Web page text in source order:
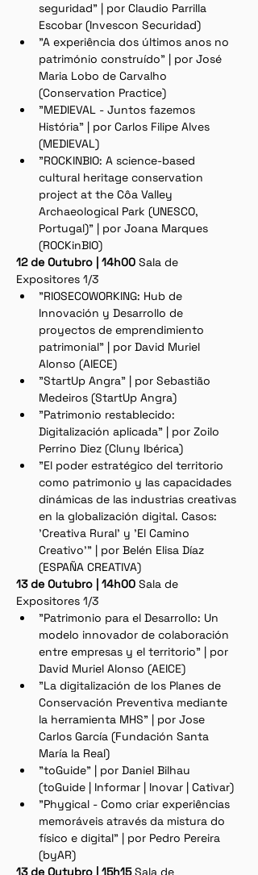
seguridad" | por Claudio Parrilla
Escobar (Invescon Securidad)
"A experiência dos últimos anos no
património construído" | por José
Maria Lobo de Carvalho
(Conservation Practice)
"MEDIEVAL - Juntos fazemos
História" | por Carlos Filipe Alves
(MEDIEVAL)
"ROCKINBIO: A science-based
cultural heritage conservation
project at the Côa Valley
Archaeological Park (UNESCO,
Portugal)" | por Joana Marques
(ROCKinBIO)
12 de Outubro | 14h00 Sala de
Expositores 1/3
"RIOSECOWORKING: Hub de
Innovación y Desarrollo de
proyectos de emprendimiento
patrimonial" | por David Muriel
Alonso (AIECE)
"StartUp Angra" | por Sebastião
Medeiros (StartUp Angra)
"Patrimonio restablecido:
Digitalización aplicada" | por Zoilo
Perrino Diez (Cluny Ibérica)
"El poder estratégico del territorio
como patrimonio y las capacidades
dinámicas de las industrias creativas
en la globalización digital. Casos:
'Creativa Rural' y 'El Camino
Creativo'" | por Belén Elisa Díaz
(ESPAÑA CREATIVA)
13 de Outubro | 14h00 Sala de
Expositores 1/3
"Patrimonio para el Desarrollo: Un
modelo innovador de colaboración
entre empresas y el territorio" | por
David Muriel Alonso (AEICE)
"La digitalización de los Planes de
Conservación Preventiva mediante
la herramienta MHS" | por Jose
Carlos García (Fundación Santa
María la Real)
"toGuide" | por Daniel Bilhau
(toGuide | Informar | Inovar | Cativar)
"Phygical - Como criar experiências
memoráveis através da mistura do
físico e digital" | por Pedro Pereira
(byAR)
13 de Outubro | 15h15 Sala de